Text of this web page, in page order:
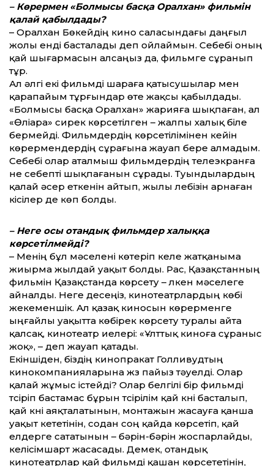
– Көрермен «Болмысы басқа Оралхан» фильмін
қалай қабылдады?
– Оралхан Бөкейдің кино саласындағы даңғыл
жолы енді басталады деп ойлаймын. Себебі оның
қай шығармасын алсаңыз да, фильмге сұранып
тұр.
Ал әлгі екі фильмді шараға қатысушылар мен
қарапайым тұрғындар өте жақсы қабылдады.
«Болмысы басқа Оралхан» жарияға шықпаған, ал
«Өліара» сирек көрсетілген – жалпы халық біле
бермейді. Фильмдердің көрсетілімінен кейін
көрермендердің сұрағына жауап бере алмадым.
Себебі олар аталмыш фильм­дердің телеэкранға
не себепті шықпағанын сұрады. Туындылардың
қалай әсер еткенін айтып, жылы лебізін арнаған
кісілер де көп болды.
– Неге осы отандық фильмдер халыққа
көрсетілмейді?
– Менің бұл мәселені көтеріп келе жатқаныма
жиырма жылдай уақыт болды. Рас, Қазақстанның
фильмін Қазақстанда көрсету – үлкен мәселеге
айналды. Неге десеңіз, кинотеатрлардың көбі
жекеменшік. Ал қазақ киносын көрерменге
ыңғайлы уақыт­та көбірек көрсету туралы айта
қалсақ, кинотеатр иелері: «Ұлт­тық киноға сұраныс
жоқ», – деп жауап қатады.
Екіншіден, біздің кинопракат Голливудтың
кинокомпанияларына жүз пайыз тәуелді. Олар
қалай жұмыс істейді? Олар белгілі бір фильмді
түсіріп бастамас бұрын түсірілім қай күні басталып,
қай күні аяқталатынын, монтажын жасауға қанша
уақыт кететінін, содан соң қайда көрсетіп, қай
елдерге сататынын – бәрін-бәрін жоспарлайды,
келісімшарт жасасады. Демек, отандық
кинотеатрлар қай фильмді қашан көрсететінін,